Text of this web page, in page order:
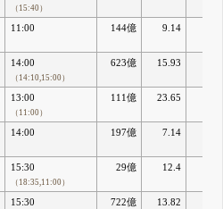
（15:40）
11:00 144億 9.14
14:00
（14:10,15:00）
623億 15.93
13:00
（11:00）
111億 23.65
14:00 197億 7.14
15:30
（18:35,11:00）
29億 12.4
15:30 722億 13.82